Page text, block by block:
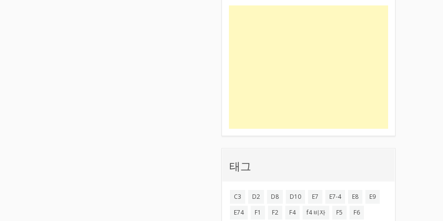
태그
C3 D2 D8 D10 E7 E7-4 E8
E9
E74
F1 F2 F4 f4 비자 F5 F6